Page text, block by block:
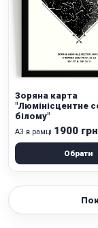
Зоряна карта
"Люмінісцентне
білому"
А3 в рамці 1900 грн
Обрати